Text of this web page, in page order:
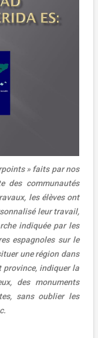
» faits par nos
des communautés
les élèves ont
leur travail,
indiquée par les
espagnoles sur le
une région dans
province, indiquer la
des monuments
sans oublier les